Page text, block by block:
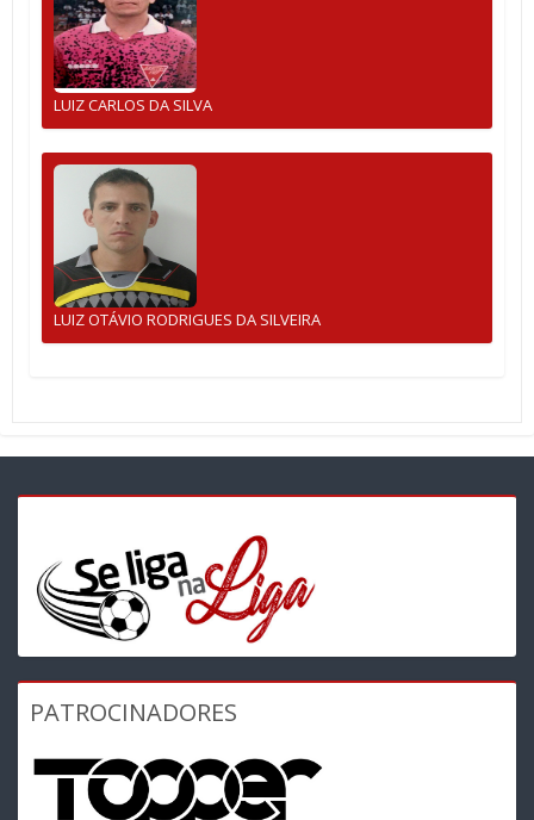
LUIZ CARLOS DA SILVA
LUIZ OTÁVIO RODRIGUES DA SILVEIRA
PATROCINADORES